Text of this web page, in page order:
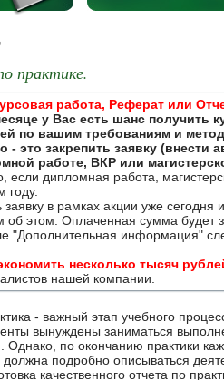
практике.
работа, Реферат или
у Вас есть шанс получить
по вашим требованиям и
- это закрепить заявку (внести
работе, ВКР или
если дипломная работа,
году.
в рамках акции уже сегодня
об этом. Оплаченная сумма
"Дополнительная информация"
несколько тысяч
нашей компании.
- важный этап учебного
вынуждены заниматься
Однако, по окончанию практики
должна подробно описываться
качественного отчета по